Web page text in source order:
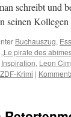
schreibt und
seinen
Buchauszug,
„Le pirate des
Inspiration, Leon
ZDF-Krimi |